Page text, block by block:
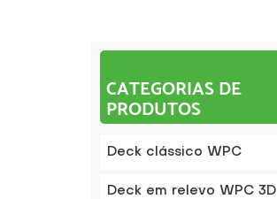
CATEGORIAS DE
PRODUTOS
Deck clássico WPC
Deck em relevo WPC 3D